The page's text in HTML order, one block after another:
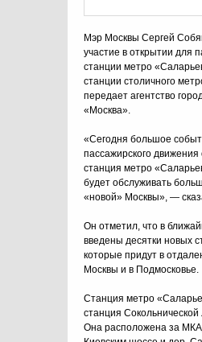
Мэр Москвы Сергей
участие в открытии для
станции метро
станции столичного
передает агентство
«Москва».
«Сегодня большое
пассажирского движения
станция метро
будет обслуживать
«новой» Москвы», —
Он отметил, что в
введены десятки новых
которые придут в
Москвы и в Подмосковье.
Станция метро
станция
Она расположена за